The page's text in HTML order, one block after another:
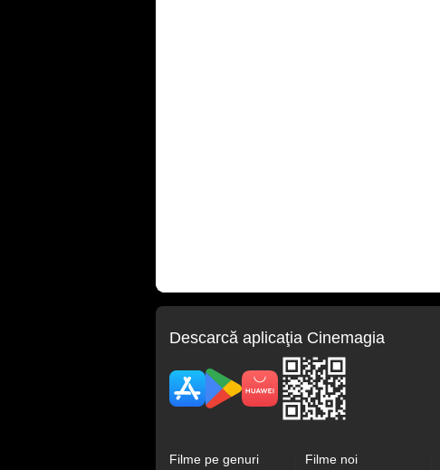
Descarcă aplicaţia Cinemagia
Filme pe genuri Filme noi